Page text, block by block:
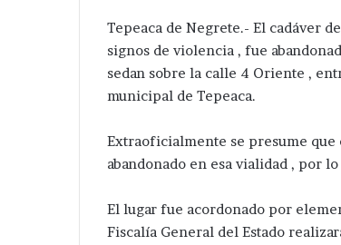
Tepeaca de Negrete.- El cadáver
signos de violencia , fue
sedan sobre la calle 4 Oriente ,
municipal de Tepeaca.
Extraoficialmente se presume
abandonado en esa vialidad , por
El lugar fue acordonado por
Fiscalía General del Estado